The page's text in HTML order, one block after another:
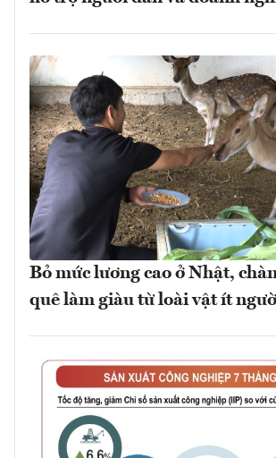
Bỏ mức lương cao ở Nhật,
quê làm giàu từ loài vật ít